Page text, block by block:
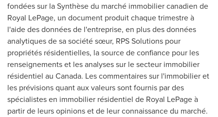
fondées sur la Synthèse du marché immobilier canadien de
Royal LePage, un document produit chaque trimestre à
l'aide des données de l'entreprise, en plus des données
analytiques de sa société sœur, RPS Solutions pour
propriétés résidentielles, la source de confiance pour les
renseignements et les analyses sur le secteur immobilier
résidentiel au Canada. Les commentaires sur l'immobilier et
les prévisions quant aux valeurs sontfournis par des
spécialistes en immobilier résidentiel de Royal LePageà
partir de leurs opinions et de leur connaissance du marché.